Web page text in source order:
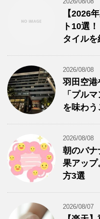
【2026
ト10選
タイルを
2026/08/08
羽田空港
「プル
を味わ
2026/08/08
朝のバナ
果アップ
方3選
2026/08/07